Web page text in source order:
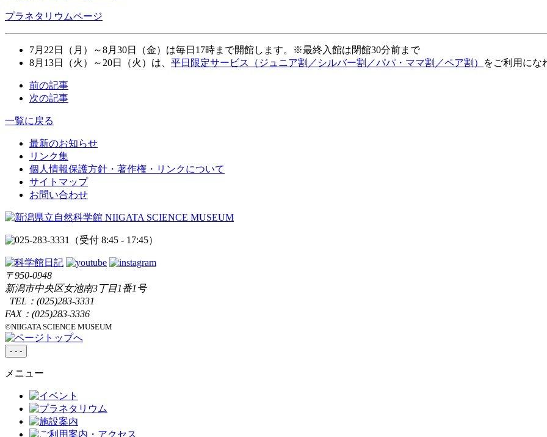
プラネタリウムページ
7月22日（月）～8月30日（金）は毎日17時まで開館します。※最終入館は閉館30分前まで
8月13日（火）～20日（火）は、 平日限定サービス（ジュニア割／シルバー割／パパ・ママ割／ペア割） をご利用にな
前の記事
次の記事
一覧に戻る
最新のお知らせ
リンク集
個人情報保護方針・著作権・リンクについて
サイトマップ
お問い合わせ
（受付 8:45 - 17:45）
〒950-0948
新潟市中央区女池南3丁目1番1号
TEL： (025)283-3331
FAX：(025)283-3336
©NIIGATA SCIENCE MUSEUM
- - -
メニュー